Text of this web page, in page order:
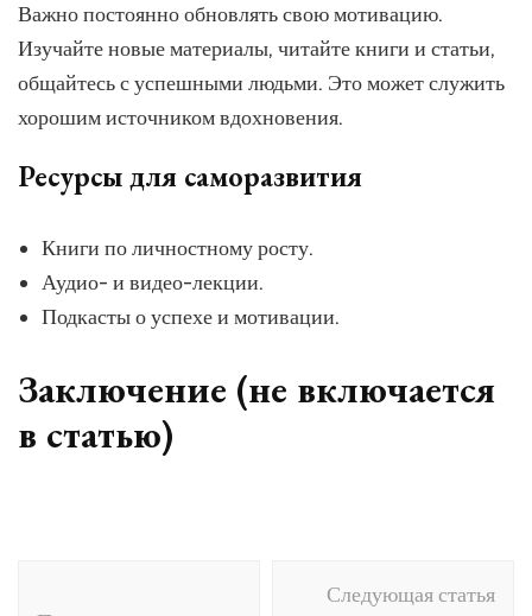
Важно постоянно обновлять свою мотивацию.
Изучайте новые материалы, читайте книги и статьи,
общайтесь с успешными людьми. Это может служить
хорошим источником вдохновения.
Ресурсы для саморазвития
Книги по личностному росту.
Аудио- и видео-лекции.
Подкасты о успехе и мотивации.
Заключение (не включается
в статью)
Следующая статья